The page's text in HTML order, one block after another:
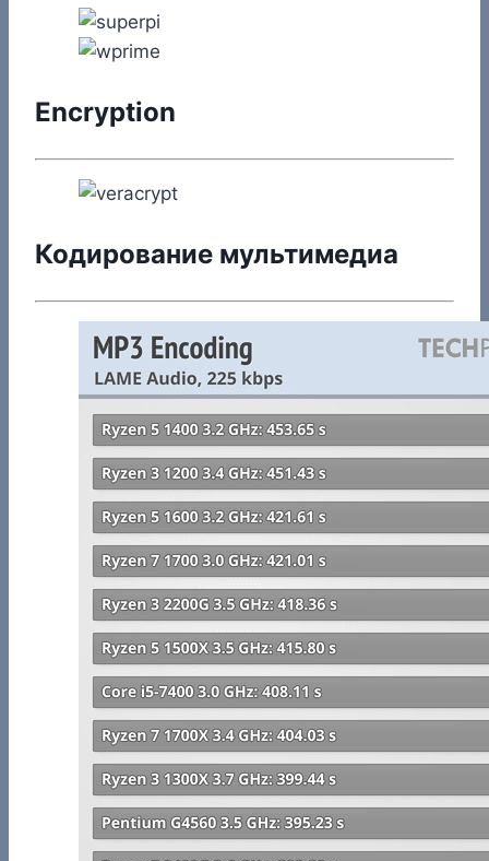
Encryption
Кодирование мультимедиа